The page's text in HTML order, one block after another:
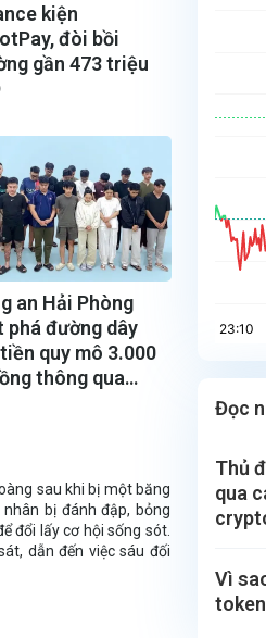
kiện
đòi bồi
gần 473 triệu
an Hải Phòng
phá đường dây
quy mô 3.000
thông qua
sau khi bị một băng
bị đánh đập, bỏng
đổi lấy cơ hội sống sót.
dẫn đến việc sáu đối
Đọc
Thủ
qua
Vì